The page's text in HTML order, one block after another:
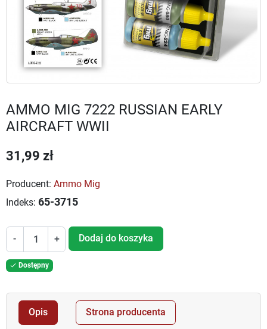
AMMO MIG 7222 RUSSIAN EARLY
AIRCRAFT WWII
31,99 zł
Producent: Ammo Mig
Indeks: 65-3715
- + Dodaj do koszyka
 Dostępny
Opis Strona producenta